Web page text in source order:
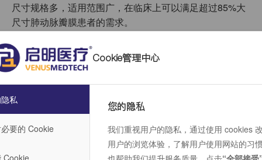
尺寸规格多，适用范围广，在临床上可以满足超过85%大
尺寸肺动脉瓣膜患者的需求。
VenusP-Valve欧洲三年期随访数据显示，64名接受TPVR
手术的患者（尚有部分患者由于新冠疫情未能计入）手术
成功率为100%，全因死亡率及手术再干预率均为0，所有
患者均未出现中度或重度肺动脉瓣反流；96.87%受试者的
瓣周漏及三尖瓣反流在轻度以内。
Cookie管理中心
私
要的 Cookie
Cookie
您的隐私
我们重视用户的隐私，通过使用 cookies
用户的浏览体验，了解用户使用网站的习